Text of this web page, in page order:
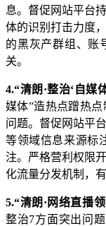
息。督促网站平台
体的识别打击力度
的黑灰产群组、账
关。
4.“清朗·整治‘自媒
媒体”造热点蹭热
问题。督促网站平
等领域信息来源标
注。严格营利权限
化流量分发机制，
5.“清朗·网络直播
整治7方面突出问